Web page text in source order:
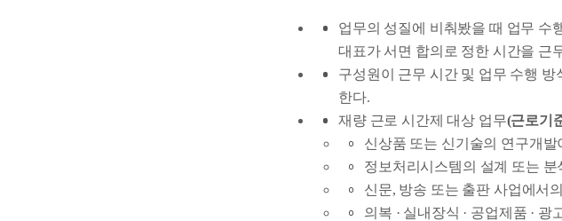
업무의 성질에 비춰봤을 때 업무 수
대표가 서면 합의로 정한 시간을 근
구성원이 근무 시간 및 업무 수행
한다.
재량 근로 시간제 대상 업무(근로기
신상품 또는 신기술의 연구개
정보처리시스템의 설계 또는 분
신문, 방송 또는 출판 사업에서
의복 · 실내장식 · 공업제품 ·